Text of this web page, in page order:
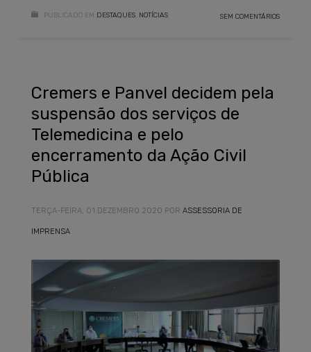
PUBLICADO EM DESTAQUES NOTÍCIAS SEM COMENTÁRIOS
Cremers e Panvel decidem pela
suspensão dos serviços de
Telemedicina e pelo
encerramento da Ação Civil
Pública
TERÇA-FEIRA, 01 DEZEMBRO 2020 POR ASSESSORIA DE
IMPRENSA